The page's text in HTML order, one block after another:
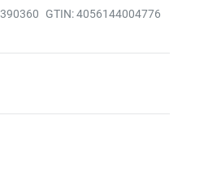
390360 GTIN:4056144004776